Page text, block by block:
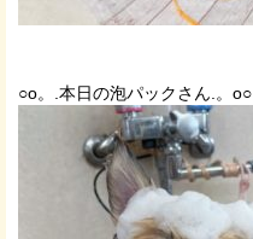
○o。.本日の泡パックさん.。o○